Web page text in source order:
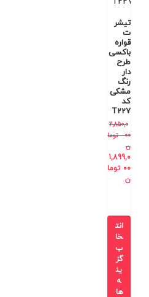
تیشر
ت
قواره
باکسی
طرح
دار
رنگ
مشکی
کد
T227
2,850,0
00
توما
ن
1,899,0
00 توما
ن
انت
خا
ب
گز
ین
ه
ها